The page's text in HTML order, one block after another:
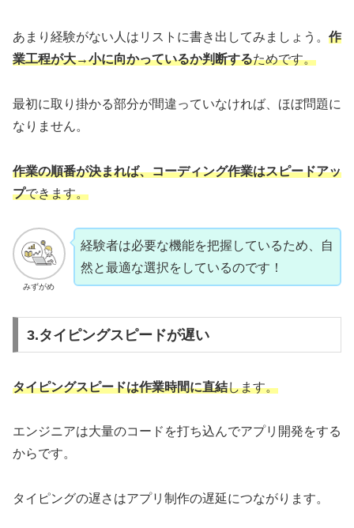
あまり経験がない人はリストに書き出してみましょう。 作
業工程が大→小に向かっているか判断するためです。
最初に取り掛かる部分が間違っていなければ、ほぼ問題に
なりません。
作業の順番が決まれば、コーディング作業はスピードアッ
プできます。
みずがめ
経験者は必要な機能を把握しているため、自
然と最適な選択をしているのです！
3.タイピングスピードが遅い
タイピングスピードは作業時間に直結します。
エンジニアは大量のコードを打ち込んでアプリ開発をする
からです。
タイピングの遅さはアプリ制作の遅延につながります。